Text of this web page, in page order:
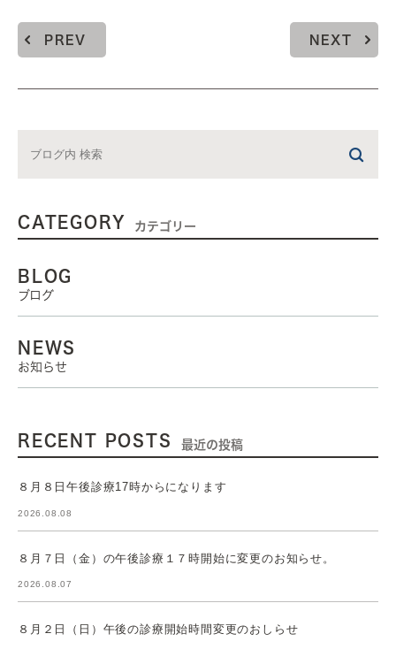
PREV NEXT
CATEGORY カテゴリー
BLOG
ブログ
NEWS
お知らせ
RECENT POSTS 最近の投稿
８月８日午後診療17時からになります
2026.08.08
８月７日（金）の午後診療１７時開始に変更のお知らせ。
2026.08.07
８月２日（日）午後の診療開始時間変更のおしらせ